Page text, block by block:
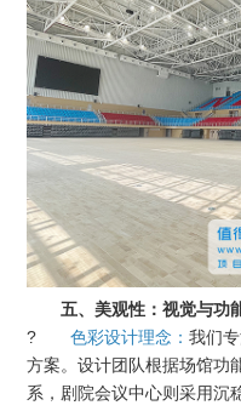
五、美观性：视觉与功
?
色彩设计理念：我们
方案。设计团队根据场馆功
系，剧院会议中心则采用沉